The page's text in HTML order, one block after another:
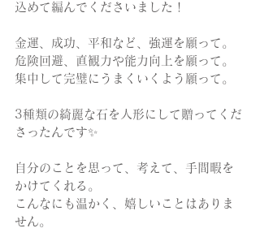
込めて編んでくださいました！
金運、成功、平和など、強運を願って。
危険回避、直観力や能力向上を願って。
集中して完璧にうまくいくよう願って。
3種類の綺麗な石を人形にして贈ってくだ
さったんです✨
自分のことを思って、考えて、手間暇を
かけてくれる。
こんなにも温かく、嬉しいことはありま
せん。